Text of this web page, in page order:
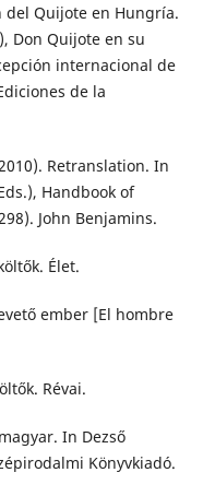
del Quijote en Hungría.
Don Quijote en su
internacional de
de la
Retranslation. In
Handbook of
John Benjamins.
Élet.
ember [El hombre
Révai.
In Dezső
Könyvkiadó.